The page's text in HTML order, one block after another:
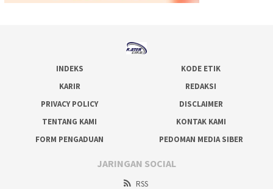
INDEKS
KODE ETIK
KARIR
REDAKSI
PRIVACY POLICY
DISCLAIMER
TENTANG KAMI
KONTAK KAMI
FORM PENGADUAN
PEDOMAN MEDIA SIBER
JARINGAN SOCIAL
RSS